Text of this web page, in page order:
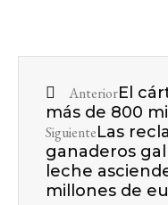
AnteriorEl
más de 800
SiguienteLas
ganaderos
leche
millones de